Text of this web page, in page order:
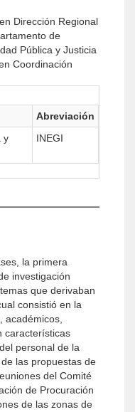
Dirección Regional
de
Pública y Justicia
Coordinación
Abreviación
y
INEGI
la primera
investigación
que derivaban
consistió en la
académicos,
características
personal de la
las propuestas de
del Comité
de Procuración
de las zonas de